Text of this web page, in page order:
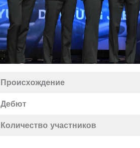
Происхождение
Дебют
Количество участников